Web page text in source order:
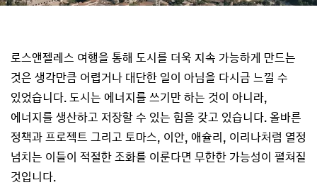
로스앤젤레스 여행을 통해 도시를 더욱 지속 가능하게 만드는
것은 생각만큼 어렵거나 대단한 일이 아님을 다시금 느낄 수
있었습니다. 도시는 에너지를 쓰기만 하는 것이 아니라,
에너지를 생산하고 저장할 수 있는 힘을 갖고 있습니다. 올바른
정책과 프로젝트 그리고 토마스, 이안, 애슐리, 이리나처럼 열정
넘치는 이들이 적절한 조화를 이룬다면 무한한 가능성이 펼쳐질
것입니다.